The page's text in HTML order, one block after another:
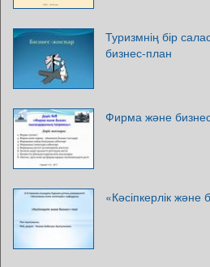
Туризмнің бір
бизнес-план
Фирма және
«Кәсіпкерлік және